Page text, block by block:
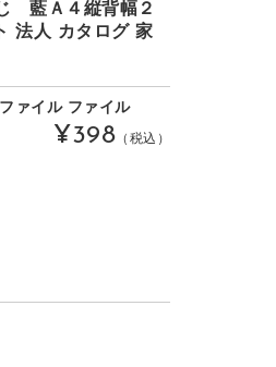
藍Ａ４縦背幅２
法人 カタログ 家
ァイル ファイル
¥398 （税込）